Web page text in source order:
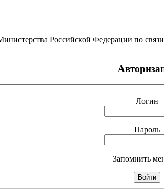
Российской Федерации по
Логин
Пароль
Запомнить